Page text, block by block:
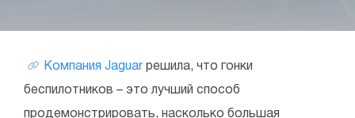
Компания Jaguar решила, что гонки
беспилотников – это лучший способ
продемонстрировать, насколько большая